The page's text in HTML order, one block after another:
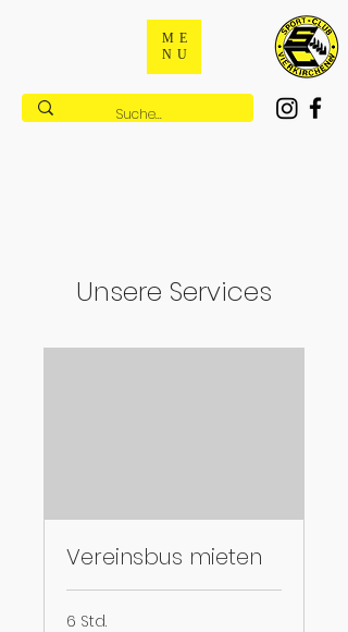
ME
NU
Unsere Services
Vereinsbus mieten
6 Std.